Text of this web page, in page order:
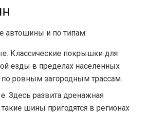
автошины и по типам:
Классические покрышки для
езды в пределах населенных
по ровным загородным трассам.
Здесь развита дренажная
шины пригодятся в регионах